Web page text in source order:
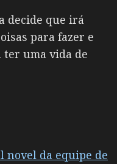
decide que irá
para fazer e
ter uma vida de
novel da equipe de